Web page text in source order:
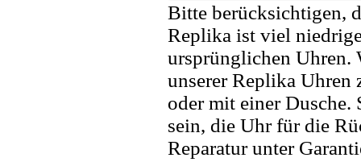
Bitte berücksichtigen,
Replika ist viel
ursprünglichen Uhren.
unserer Replika Uhren
oder mit einer
sein, die Uhr für die
Reparatur unter